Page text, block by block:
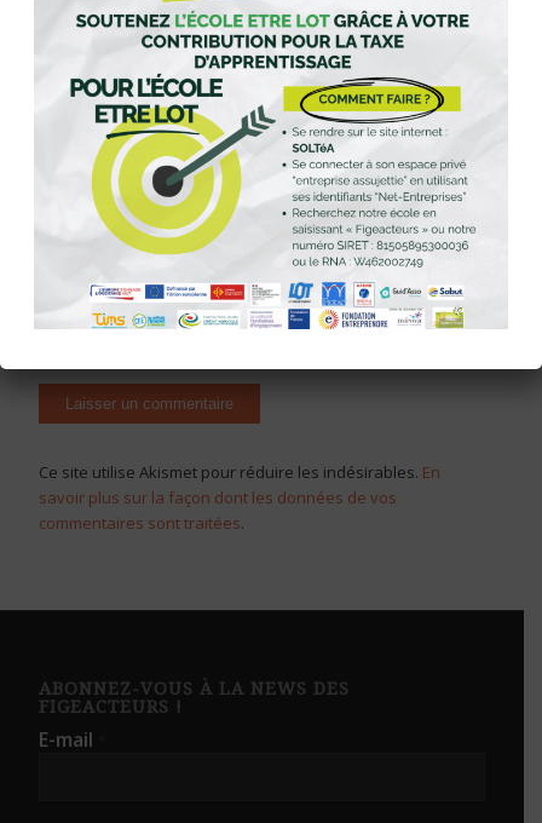
E-mail
Site web
Ce site utilise Akismet pour réduire les indésirables. En
savoir plus sur la façon dont les données de vos
commentaires sont traitées.
ABONNEZ-VOUS À LA NEWS DES
FIGEACTEURS !
E-mail